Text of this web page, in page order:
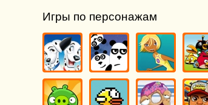
Игры по персонажам